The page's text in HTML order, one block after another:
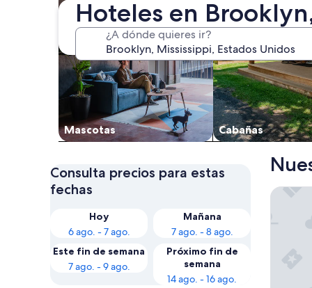
Hoteles en
¿A dónde quieres ir?
Mascotas Cabañas
Consulta precios para estas
fechas
Hoy
6 ago. - 7 ago.
Mañana
7 ago. - 8 ago.
Este fin de semana
7 ago. - 9 ago.
Próximo fin de
semana
14 ago. - 16 ago.